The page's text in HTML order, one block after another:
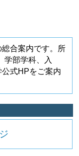
合案内です。所
学部学科、入
式HPをご案内